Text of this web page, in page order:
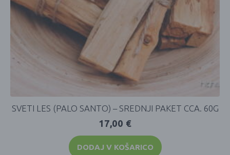
SVETI LES (PALO SANTO) – SREDNJI PAKET CCA. 60G
17,00 €
DODAJ V KOŠARICO